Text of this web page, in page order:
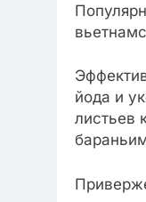
йода и
листьев